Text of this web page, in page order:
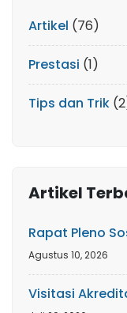
Artikel (76)
Prestasi (1)
Tips dan Trik
Artikel
Rapat Pleno
Agustus 10, 2026
Visitasi